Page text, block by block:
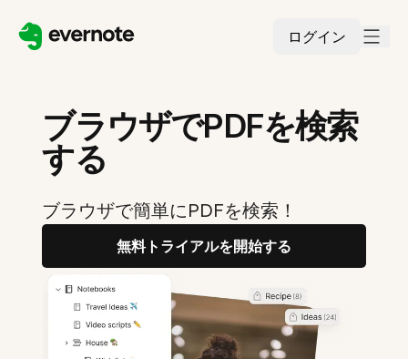
ログイン
ブラウザでPDFを検索
する
ブラウザで簡単にPDFを検索！
無料トライアルを開始する